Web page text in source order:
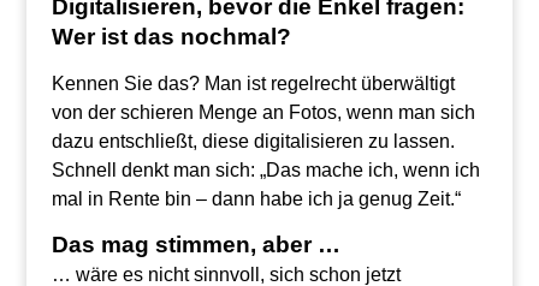
Digitalisieren, bevor die Enkel fragen:
Wer ist das nochmal?
Kennen Sie das? Man ist regelrecht überwältigt
von der schieren Menge an Fotos, wenn man sich
dazu entschließt, diese digitalisieren zu lassen.
Schnell denkt man sich: „Das mache ich, wenn ich
mal in Rente bin – dann habe ich ja genug Zeit.“
Das mag stimmen, aber …
… wäre es nicht sinnvoll, sich schon jetzt